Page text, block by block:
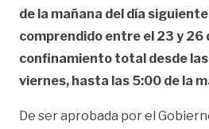
de la mañana del día
comprendido entre el 23 y 26
confinamiento total desde las
viernes, hasta las 5:00 de la
De ser aprobada por el